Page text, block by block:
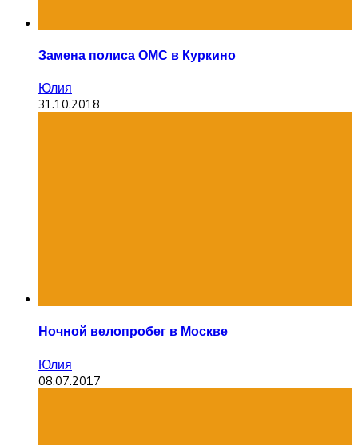
Замена полиса ОМС в Куркино
Юлия
31.10.2018
Ночной велопробег в Москве
Юлия
08.07.2017